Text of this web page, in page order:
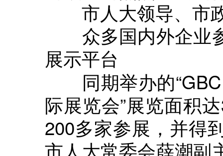
市人大领导、市
众多国内外企业
展示平台
同期举办的“GBC
际展览会”展览面积
200多家参展，并得
市人大常委会薛潮副